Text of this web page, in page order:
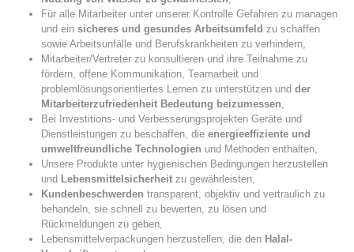
Für alle Mitarbeiter unter unserer Kontrolle Gefahren zu managen
und ein sicheres und gesundes Arbeitsumfeld zu schaffen
sowie Arbeitsunfälle und Berufskrankheiten zu verhindern,
Mitarbeiter/Vertreter zu konsultieren und ihre Teilnahme zu
fördern, offene Kommunikation, Teamarbeit und
problemlösungsorientiertes Lernen zu unterstützen und der
Mitarbeiterzufriedenheit Bedeutung beizumessen,
Bei Investitions- und Verbesserungsprojekten Geräte und
Dienstleistungen zu beschaffen, die energieeffiziente und
umweltfreundliche Technologien und Methoden enthalten,
Unsere Produkte unter hygienischen Bedingungen herzustellen
und Lebensmittelsicherheit zu gewährleisten,
Kundenbeschwerden transparent, objektiv und vertraulich zu
behandeln, sie schnell zu bewerten, zu lösen und
Rückmeldungen zu geben,
Lebensmittelverpackungen herzustellen, die den Halal-